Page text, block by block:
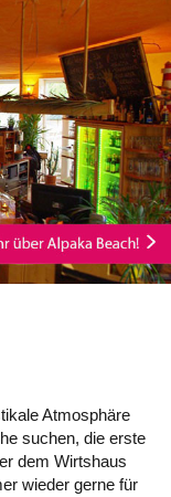
Atmosphäre
suchen, die erste
dem Wirtshaus
wieder gerne für